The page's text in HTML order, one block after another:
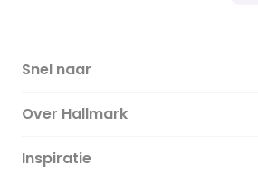
Snel naar
Over Hallmark
Over ons
Inspiratie